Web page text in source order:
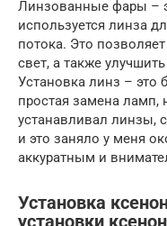
Линзованные фары –
используется линза
потока. Это
свет, а также
Установка линз – это
простая замена ламп,
устанавливал линзы,
и это заняло у меня
аккуратным и
Установка